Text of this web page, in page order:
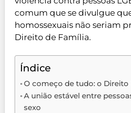
comum que se divulgue
homossexuais não seriam
Direito de Família.
Índice
O começo de tudo: o Direito
A união estável entre
sexo